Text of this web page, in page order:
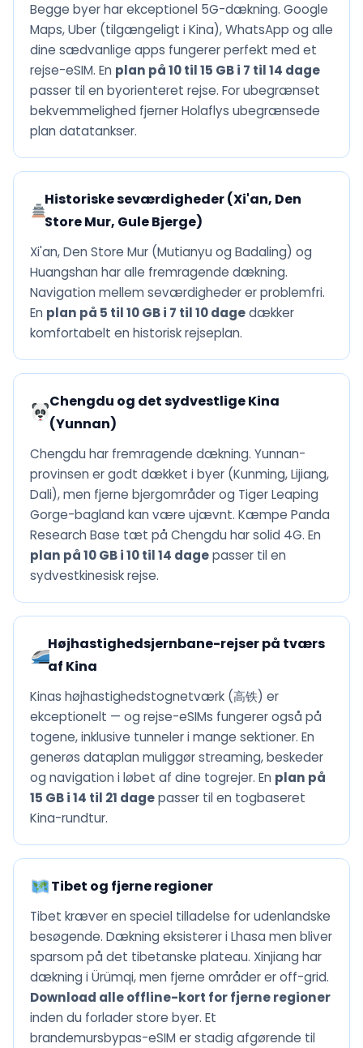
Begge byer har ekceptionel 5G-dækning. Google
Maps, Uber (tilgængeligt i Kina), WhatsApp og alle
dine sædvanlige apps fungerer perfekt med et
rejse-eSIM. En plan på 10 til 15 GB i 7 til 14 dage
passer til en byorienteret rejse. For ubegrænset
bekvemmelighed fjerner Holaflys ubegrænsede
plan datatankser.
Historiske seværdigheder (Xi'an, Den
Store Mur, Gule Bjerge)
Xi'an, Den Store Mur (Mutianyu og Badaling) og
Huangshan har alle fremragende dækning.
Navigation mellem seværdigheder er problemfri.
En plan på 5 til 10 GB i 7 til 10 dagedækker
komfortabelt en historisk rejseplan.
Chengdu og det sydvestlige Kina
(Yunnan)
Chengdu har fremragende dækning. Yunnan-
provinsen er godt dækket i byer (Kunming, Lijiang,
Dali), men fjerne bjergområder og Tiger Leaping
Gorge-bagland kan være ujævnt. Kæmpe Panda
Research Base tæt på Chengdu har solid 4G. En
plan på 10 GB i 10 til 14 dagepasser til en
sydvestkinesisk rejse.
Højhastighedsjernbane-rejser på tværs
af Kina
Kinas højhastighedstognetværk (高铁) er
ekceptionelt — og rejse-eSIMs fungerer også på
togene, inklusive tunneler i mange sektioner. En
generøs dataplan muliggør streaming, beskeder
og navigation i løbet af dine togrejer. En plan på
15 GB i 14 til 21 dagepasser til en togbaseret
Kina-rundtur.
Tibet og fjerne regioner
Tibet kræver en speciel tilladelse for udenlandske
besøgende. Dækning eksisterer i Lhasa men bliver
sparsom på det tibetanske plateau. Xinjiang har
dækning i Ürümqi, men fjerne områder er off-grid.
Download alle offline-kort for fjerne regioner
inden du forlader store byer. Et
brandemursbypas-eSIM er stadig afgørende til